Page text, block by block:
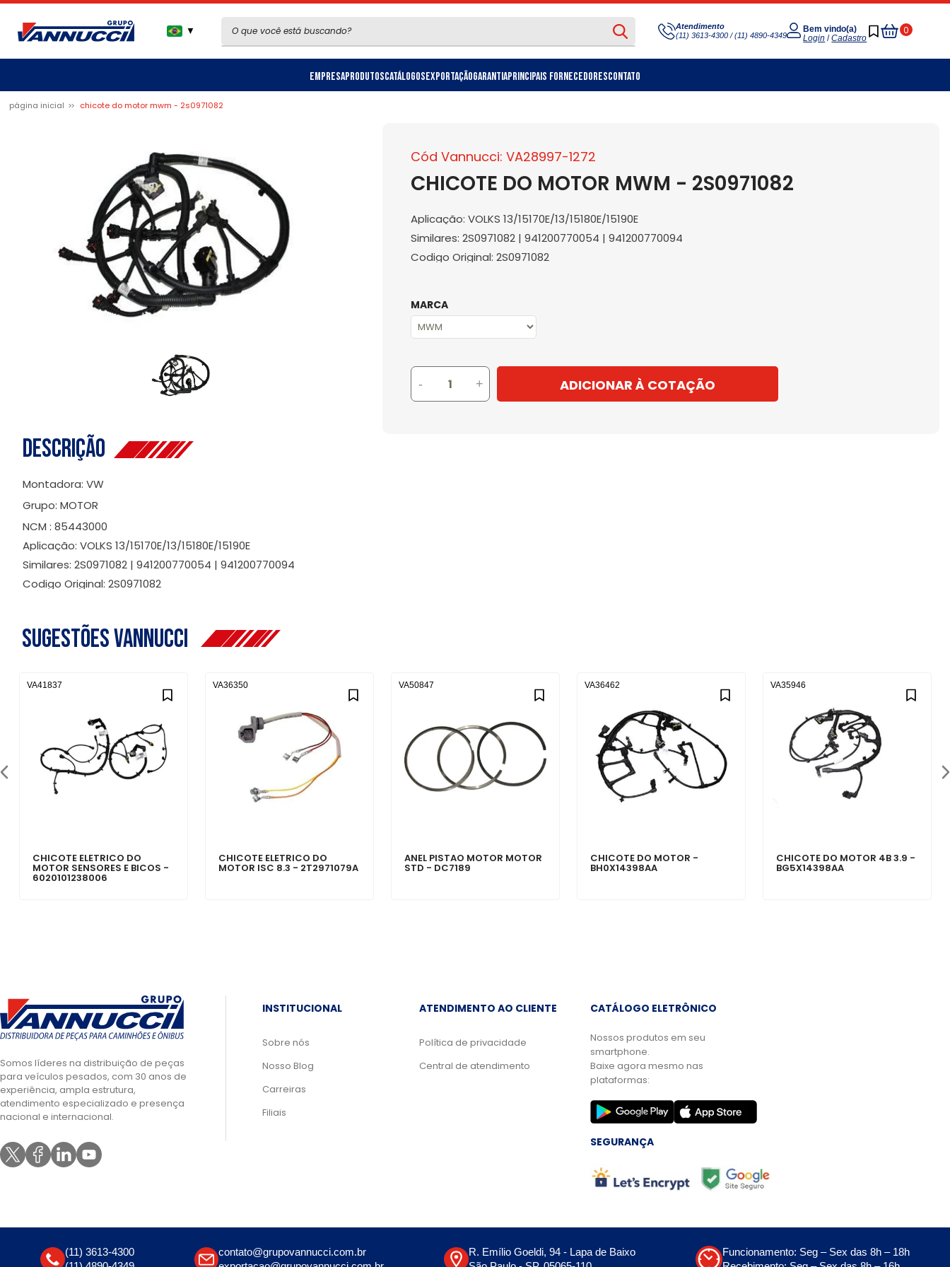
▼
Atendimento
(11) 3613-4300 / (11) 4890-4349
Bem vindo(a)
Login /Cadastro
0
Meu
Carrinho
EmpresaProdutosCatálogosExportaçãoGarantiaPrincipais FornecedoresContato
página inicial chicote do motor mwm - 2s0971082
Cód Vannucci: VA28997-1272
CHICOTE DO MOTOR MWM - 2S0971082
Aplicação: VOLKS 13/15170E/13/15180E/15190E
Similares: 2S0971082 | 941200770054 | 941200770094
Codigo Original: 2S0971082
MARCA
- + ADICIONAR À COTAÇÃO
Descrição
Montadora: VW
Grupo: MOTOR
NCM : 85443000
Aplicação: VOLKS 13/15170E/13/15180E/15190E
Similares: 2S0971082 | 941200770054 | 941200770094
Codigo Original: 2S0971082
Sugestões Vannucci
CHICOTE ELETRICO DO
MOTOR SENSORES E BICOS -
6020101238006
VA41837
CHICOTE ELETRICO DO
MOTOR ISC 8.3 - 2T2971079A
VA36350
ANEL PISTAO MOTOR MOTOR
STD - DC7189
VA50847
CHICOTE DO MOTOR -
BH0X14398AA
VA36462
CHICOTE DO MOTOR 4B 3.9 -
BG5X14398AA
VA35946
Somos líderes na distribuição de peças
para veículos pesados, com 30 anos de
experiência, ampla estrutura,
atendimento especializado e presença
nacional e internacional.
INSTITUCIONAL
Sobre nós
Nosso Blog
Carreiras
Filiais
ATENDIMENTO AO CLIENTE
Política de privacidade
Central de atendimento
CATÁLOGO ELETRÔNICO
Nossos produtos em seu
smartphone.
Baixe agora mesmo nas
plataformas:
SEGURANÇA
(11) 3613-4300
contato@grupovannucci.com.br
R. Emílio Goeldi, 94 - Lapa de Baixo
Funcionamento: Seg – Sex das 8h – 18h